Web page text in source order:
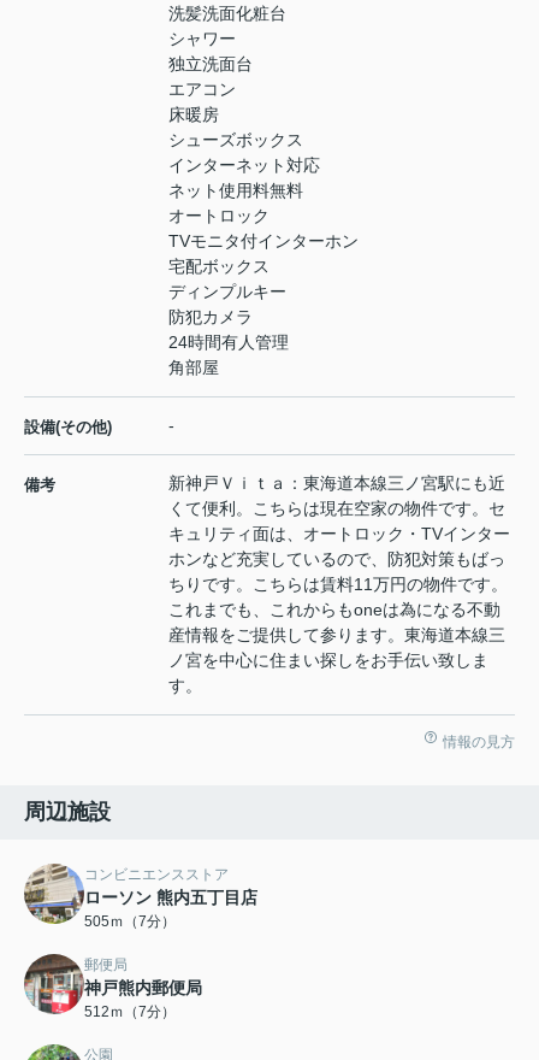
洗髪洗面化粧台
シャワー
独立洗面台
エアコン
床暖房
シューズボックス
インターネット対応
ネット使用料無料
オートロック
TVモニタ付インターホン
宅配ボックス
ディンプルキー
防犯カメラ
24時間有人管理
角部屋
設備(その他) -
備考
新神戸Ｖｉｔａ：東海道本線三ノ宮駅にも近
くて便利。こちらは現在空家の物件です。セ
キュリティ面は、オートロック・TVインター
ホンなど充実しているので、防犯対策もばっ
ちりです。こちらは賃料11万円の物件です。
これまでも、これからもoneは為になる不動
産情報をご提供して参ります。東海道本線三
ノ宮を中心に住まい探しをお手伝い致しま
す。
情報の見方
周辺施設
コンビニエンスストア
ローソン 熊内五丁目店
505ｍ（7分）
郵便局
神戸熊内郵便局
512ｍ（7分）
公園